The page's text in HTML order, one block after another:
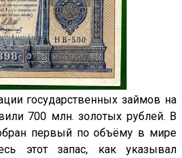
государственных займов на
700 млн. золотых рублей. В
первый по объёму в мире
этот запас, как указывал